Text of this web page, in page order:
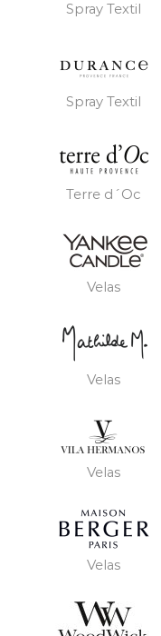
Spray Textil
Spray Textil
Terre d´Oc
Velas
Velas
Velas
Velas